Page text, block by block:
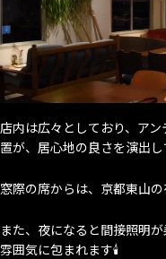
店内は広々としており、ア
置が、居心地の良さを演出
窓際の席からは、京都東山
また、夜になると間接照明
雰囲気に包まれます🕯